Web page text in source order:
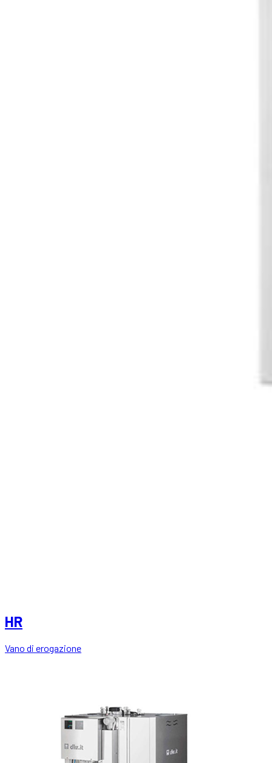
HR
Vano di erogazione